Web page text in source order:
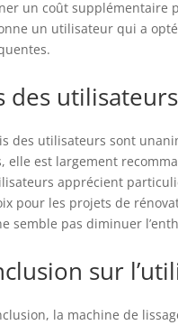
un coût supplémentaire
un utilisateur qui a
des utilisateurs
des utilisateurs sont
elle est largement
apprécient
pour les projets de
semble pas diminuer
sur
la machine de